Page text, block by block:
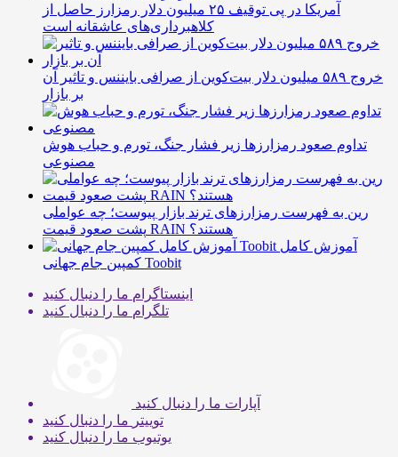
آمریکا در پی توقیف ۲۵ میلیون دلار رمزارز حاصل از
کلاهبرداری‌های عاشقانه است
خروج ۵۸۹ میلیون دلار بیت‌کوین از صرافی بایننس و تاثیر آن
بر بازار
تداوم صعود رمزارزها زیر فشار جنگ، تورم و حباب هوش
مصنوعی
رین به فهرست رمزارزهای ترند بازار پیوست؛ چه عواملی
پشت صعود قیمت RAIN هستند؟
آموزش کامل
کمپین جام جهانی Toobit
اینستاگرام ما را دنبال کنید
تلگرام ما را دنبال کنید
آپارات ما را دنبال کنید
توییتر ما را دنبال کنید
یوتیوب ما را دنبال کنید